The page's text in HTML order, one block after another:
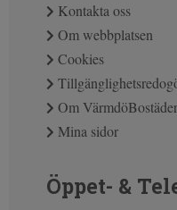
Kontakta oss
Om webbplatsen
Cookies
Om VärmdöBostäder
Mina sidor
Öppet- &